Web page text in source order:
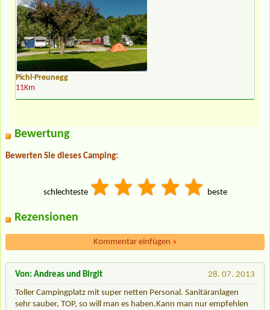
Pichl-Preunegg
11Km
Bewertung
Bewerten Sie dieses Camping:
schlechteste beste
Rezensionen
Kommentar einfügen »
28. 07. 2013
Von: Andreas und Birgit
Toller Campingplatz mit super netten Personal. Sanitäranlagen
sehr sauber, TOP, so will man es haben.Kann man nur empfehlen